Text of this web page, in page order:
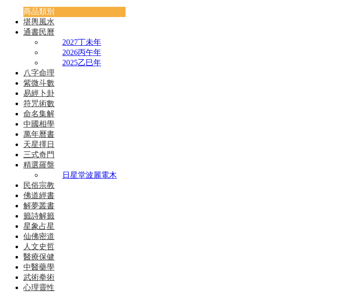
商品類別
堪輿風水
通書民曆
2027丁未年
2026丙午年
2025乙巳年
八字命理
紫微斗數
易經卜卦
符咒術數
命名集解
中國相學
萬年曆書
天星擇日
三式奇門
精選羅盤
日星堂波麗電木
民俗宗教
佛道經書
解夢叢書
籤詩解籤
星象占星
仙佛密道
人文史哲
醫療保健
中醫藥學
武術拳術
心理靈性